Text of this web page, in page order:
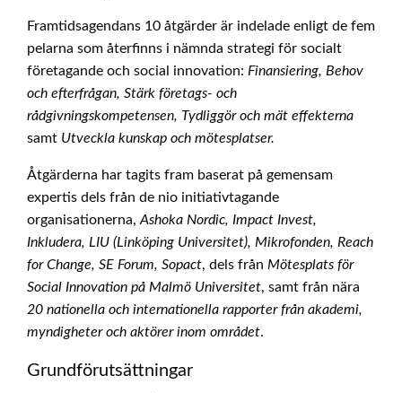
Framtidsagendans 10 åtgärder är indelade enligt de fem
pelarna som återfinns i nämnda strategi för socialt
företagande och social innovation: Finansiering, Behov
och efterfrågan, Stärk företags- och
rådgivningskompetensen, Tydliggör och mät effekterna
samt Utveckla kunskap och mötesplatser.
Åtgärderna har tagits fram baserat på gemensam
expertis dels från de nio initiativtagande
organisationerna, Ashoka Nordic, Impact Invest,
Inkludera, LIU (Linköping Universitet), Mikrofonden, Reach
for Change, SE Forum, Sopact, dels från Mötesplats för
Social Innovation på Malmö Universitet, samt från nära
20 nationella och internationella rapporter från akademi,
myndigheter och aktörer inom området.
Grundförutsättningar